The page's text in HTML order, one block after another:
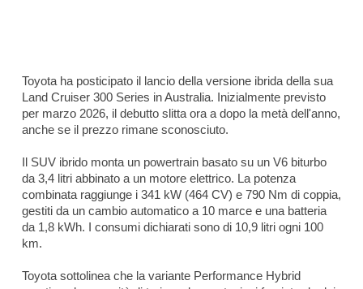
Toyota ha posticipato il lancio della versione ibrida della sua
Land Cruiser 300 Series in Australia. Inizialmente previsto
per marzo 2026, il debutto slitta ora a dopo la metà dell'anno,
anche se il prezzo rimane sconosciuto.
Il SUV ibrido monta un powertrain basato su un V6 biturbo
da 3,4 litri abbinato a un motore elettrico. La potenza
combinata raggiunge i 341 kW (464 CV) e 790 Nm di coppia,
gestiti da un cambio automatico a 10 marce e una batteria
da 1,8 kWh. I consumi dichiarati sono di 10,9 litri ogni 100
km.
Toyota sottolinea che la variante Performance Hybrid